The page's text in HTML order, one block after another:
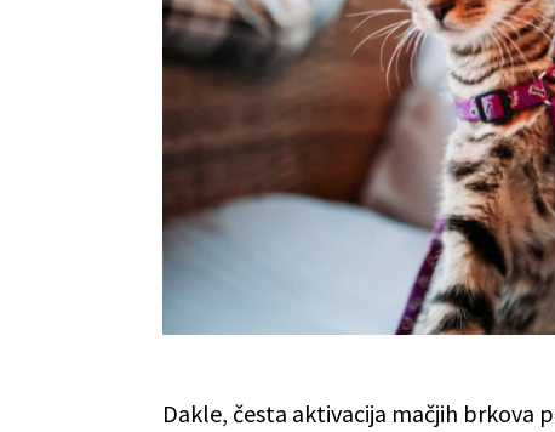
Dakle, česta aktivacija mačjih brkova